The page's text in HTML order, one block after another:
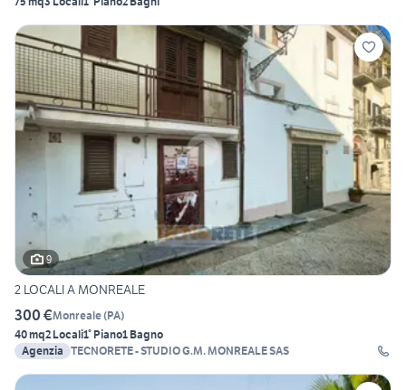
9
2 LOCALI A MONREALE
300 €Monreale(PA)
40 mq2 Locali1° Piano1 Bagno
Agenzia TECNORETE - STUDIO G.M. MONREALE SAS